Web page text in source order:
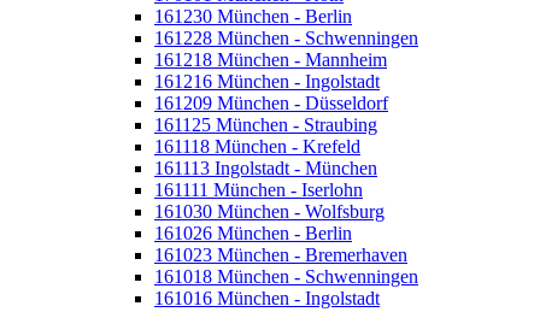
161230 München - Berlin
161228 München - Schwenningen
161218 München - Mannheim
161216 München - Ingolstadt
161209 München - Düsseldorf
161125 München - Straubing
161118 München - Krefeld
161113 Ingolstadt - München
161111 München - Iserlohn
161030 München - Wolfsburg
161026 München - Berlin
161023 München - Bremerhaven
161018 München - Schwenningen
161016 München - Ingolstadt